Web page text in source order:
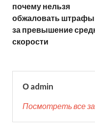
почему нельзя
обжаловать штрафы
за превышение
скорости
О admin
Посмотреть все